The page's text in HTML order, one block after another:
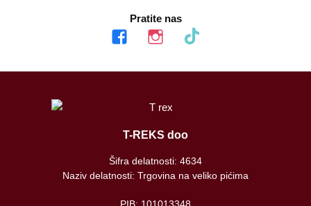
Pratite nas
facebook instagram tiktok
T-REKS doo
Šifra delatnosti: 4634
Naziv delatnosti: Trgovina na veliko pićima
PIB: 101013348